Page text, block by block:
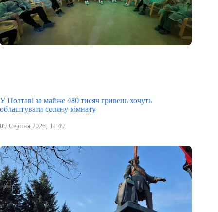
У Полтаві за майже 480 тисяч гривень хочуть
облаштувати соляну кімнату
09 Серпня 2026, 11:49